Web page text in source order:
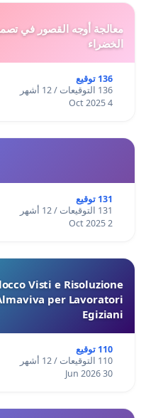
معالجة أوجه القصور في
الخضراء
136 توقيع
136 التوقيعات / 12 أشهر
4 Oct 2025
131 توقيع
131 التوقيعات / 12 أشهر
2 Oct 2025
Visti e Risoluzione
per Lavoratori
Egiziani
110 توقيع
110 التوقيعات / 12 أشهر
30 Jun 2026